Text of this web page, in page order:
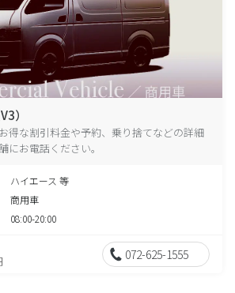
）
得な割引料金や予約、乗り捨てなどの詳細
にお電話ください。
ハイエース 等
商用車
08:00-20:00
072-625-1555